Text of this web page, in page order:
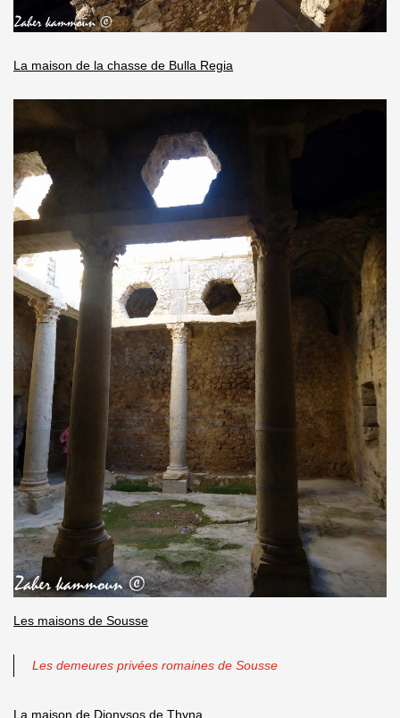
La maison de la chasse de Bulla Regia
Les maisons de Sousse
Les demeures privées romaines de Sousse
La maison de Dionysos de Thyna